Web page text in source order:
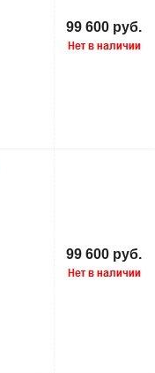
99 600 руб.
99 600 руб.